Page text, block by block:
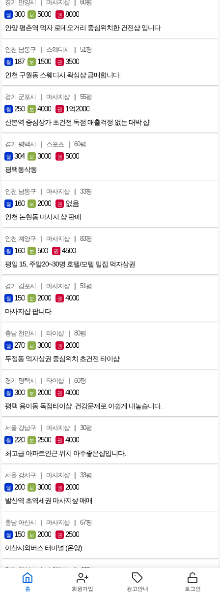
경기 안양시 | 마사지샵 | 60평
월 300 보 5000 권 8000
안양 평촌역 먹자 로데오거리 중심위치한 건전샵 입니다
인천 남동구 | 스웨디시 | 51평
월 187 보 1500 권 3500
인천 구월동 스웨디시 왁싱샵 급매합니다.
경기 군포시 | 마사지샵 | 55평
월 250 보 4000 권 1억2000
산본역 중심상가 초건전 독점 매출걱정 없는 대박 샵
경기 평택시 | 스포츠 | 60평
월 304 보 3000 권 5000
평택동삭동
인천 남동구 | 마사지샵 | 33평
월 160 보 2000 권 없음
인천 논현동 마사지 샵 판매
인천 계양구 | 마사지샵 | 83평
월 160 보 500 권 4500
평일 15, 주말20~30명 호텔/모텔 밀집 먹자상권
경기 김포시 | 마사지샵 | 51평
월 150 보 2000 권 4000
마사지샵 팝니다
충남 천안시 | 타이샵 | 80평
월 270 보 3000 권 2000
두정동 먹자상권 중심위치 초건전 타이샵
경기 평택시 | 타이샵 | 60평
월 300 보 2000 권 4000
평택 용이동 독점타이샵. 건강문제로 아쉽게 내놓습니다..
서울 강남구 | 마사지샵 | 30평
월 220 보 2500 권 4000
최고급 아파트인근 위치 아주좋은샵입니다.
서울 강서구 | 마사지샵 | 33평
월 200 보 3000 권 2000
발산역 초역세권 마사지샆 매매
충남 아산시 | 마사지샵 | 67평
월 150 보 2000 권 2500
아산시외버스 터미널 (온양)
경기 화성시 | 스웨디시 | 40평
보
홈 회원가입 광고안내 로그인